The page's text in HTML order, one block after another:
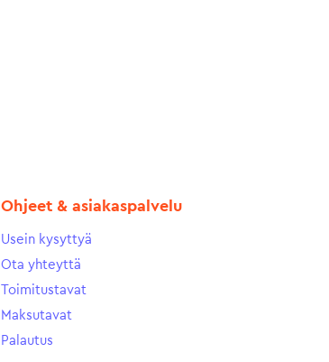
Ohjeet & asiakaspalvelu
Usein kysyttyä
Ota yhteyttä
Toimitustavat
Maksutavat
Palautus